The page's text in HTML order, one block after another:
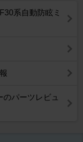
系自動防眩ミ
のパーツレビュ